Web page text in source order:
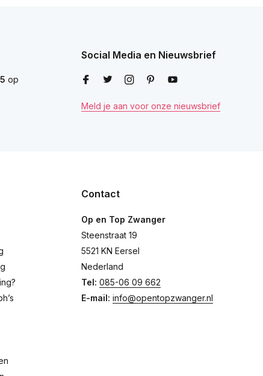
op
Social Media en Nieuwsbrief
Meld je aan voor onze nieuwsbrief
Contact
Op en Top Zwanger
Steenstraat 19
5521 KN Eersel
Nederland
Tel: 085-06 09 662
E-mail: info@opentopzwanger.nl